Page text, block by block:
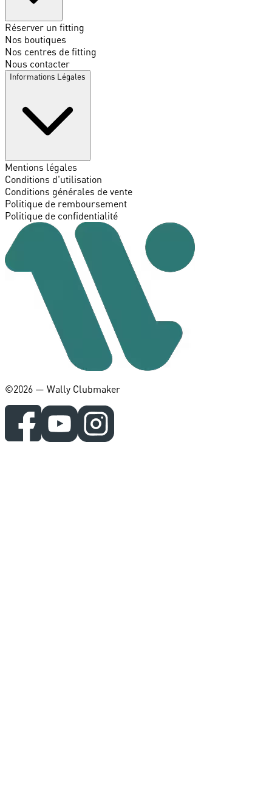
Réserver un fitting
Nos boutiques
Nos centres de fitting
Nous contacter
Informations Légales
Mentions légales
Conditions d'utilisation
Conditions générales de vente
Politique de remboursement
Politique de confidentialité
©️2026 — Wally Clubmaker